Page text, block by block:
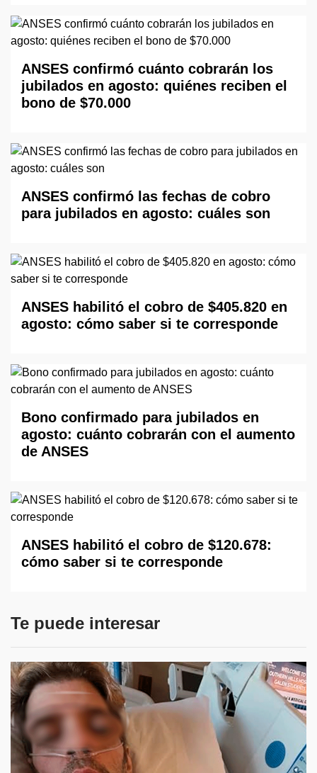
ANSES confirmó cuánto cobrarán los
jubilados en agosto: quiénes reciben el
bono de $70.000
ANSES confirmó las fechas de cobro
para jubilados en agosto: cuáles son
ANSES habilitó el cobro de $405.820 en
agosto: cómo saber si te corresponde
Bono confirmado para jubilados en
agosto: cuánto cobrarán con el aumento
de ANSES
ANSES habilitó el cobro de $120.678:
cómo saber si te corresponde
Te puede interesar